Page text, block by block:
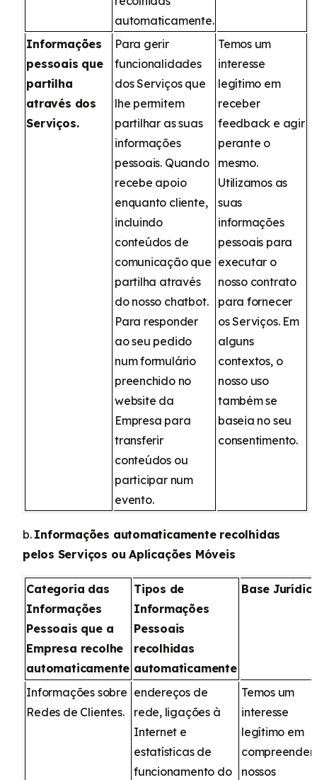
automaticamente.
Informações
pessoais que
partilha
através dos
Serviços.
Para gerir
funcionalidades
dos Serviços que
lhe permitem
partilhar as suas
informações
pessoais. Quando
recebe apoio
enquanto cliente,
incluindo
conteúdos de
comunicação que
partilha através
do nosso chatbot.
Para responder
ao seu pedido
num formulário
preenchido no
website da
Empresa para
transferir
conteúdos ou
participar num
evento.
Temos um
interesse
legítimo em
receber
feedback e agir
perante o
mesmo.
Utilizamos as
suas
informações
pessoais para
executar o
nosso contrato
para fornecer
os Serviços. Em
alguns
contextos, o
nosso uso
também se
baseia no seu
consentimento.
b. Informações automaticamente recolhidas
pelos Serviços ou Aplicações Móveis
Categoria das
Informações
Pessoais que a
Empresa recolhe
automaticamente
Tipos de
Informações
Pessoais
recolhidas
automaticamente
Base
Informações sobre
Redes de Clientes.
endereços de
rede, ligações à
Internet e
estatísticas de
funcionamento do
Temos um
interesse
legítimo em
compreender
nossos